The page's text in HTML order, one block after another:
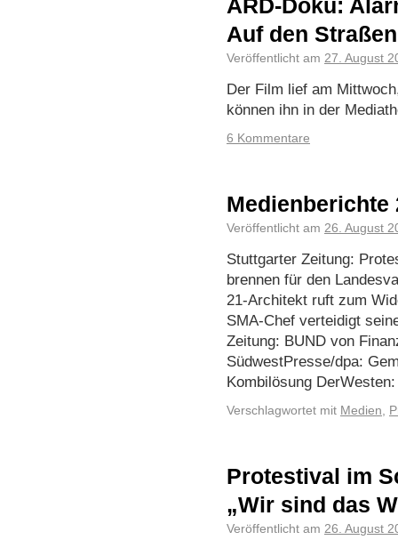
ARD-Doku:
Auf den
Veröffentlicht am 27. August
Der Film lief am
können ihn in der
6 Kommentare
Medienberichte
Veröffentlicht am 26. August
Stuttgarter Zeitung:
brennen für den
21-Architekt ruft zum
SMA-Chef verteidigt
Zeitung: BUND von
SüdwestPresse/dpa:
Kombilösung
Verschlagwortet mit Medien,
Protestival im
„Wir sind das
Veröffentlicht am 26. August